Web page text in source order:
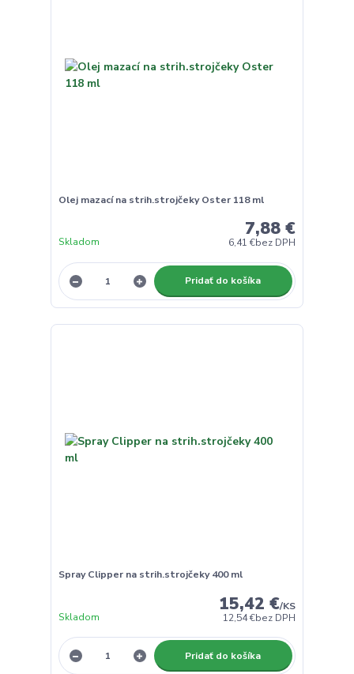
Olej mazací na strih.strojčeky Oster 118 ml
7,88 €
6,41 €bez DPH
Skladom
Pridať do košíka
Spray Clipper na strih.strojčeky 400 ml
15,42 €/KS
12,54 €bez DPH
Skladom
Pridať do košíka